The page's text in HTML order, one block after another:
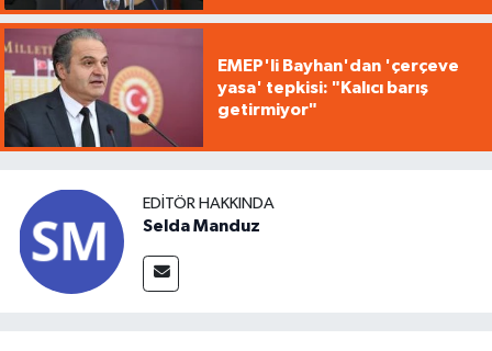
EMEP'li Bayhan'dan 'çerçeve
yasa' tepkisi: "Kalıcı barış
getirmiyor"
EDITÖR HAKKINDA
Selda Manduz